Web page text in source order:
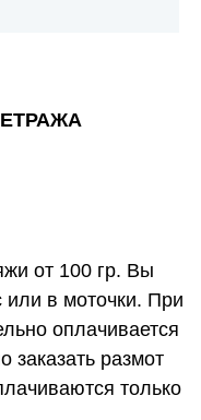
от 100 гр. Вы
или в моточки. При
оплачивается
заказать размот
только